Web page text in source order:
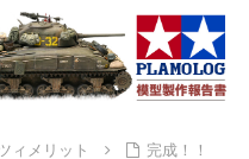
ィメリット
完成！！